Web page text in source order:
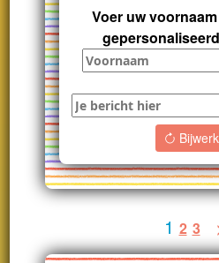
Voer uw
1 2 3